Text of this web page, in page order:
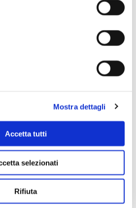
Mostra dettagli
Accetta tutti
selezionati
Rifiuta
Pomeriggi Musicali nasce nel 2007 e
di Francesco MicheliI Musicanti
presso il Teatro Dal Verme di
dello spettacolo spinge la
Musicali, in collaborazione con
Sconfinarte, a istituire l’Accademia di